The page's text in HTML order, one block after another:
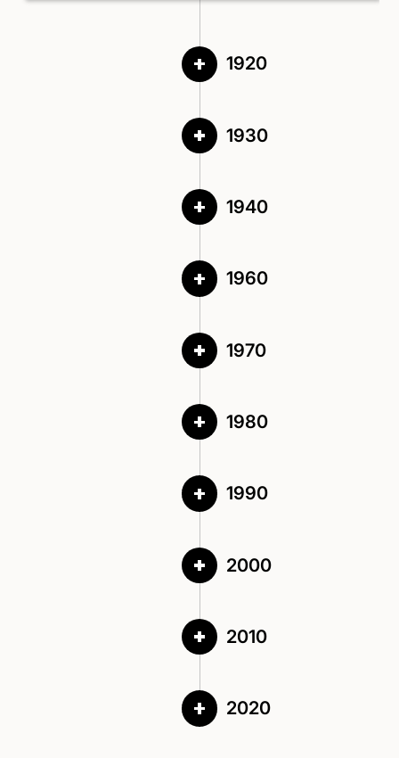
1920
1930
1940
1960
1970
1980
1990
2000
2010
2020